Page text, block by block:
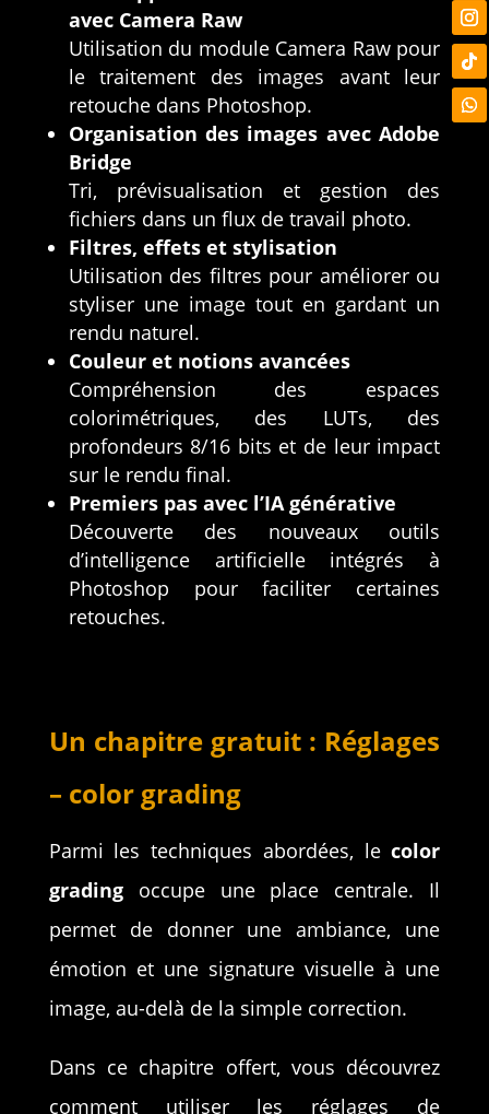
avec Camera Raw
Utilisation du module Camera Raw pour
le traitement des images avant leur
retouche dans Photoshop.
Organisation des images avec Adobe
Bridge
Tri, prévisualisation et gestion des
fichiers dans un flux de travail photo.
Filtres, effets et stylisation
Utilisation des filtres pour améliorer ou
styliser une image tout en gardant un
rendu naturel.
Couleur et notions avancées
Compréhension des espaces
colorimétriques, des LUTs, des
profondeurs 8/16 bits et de leur impact
sur le rendu final.
Premiers pas avec l’IA générative
Découverte des nouveaux outils
d’intelligence artificielle intégrés à
Photoshop pour faciliter certaines
retouches.
Un chapitre gratuit : Réglages
– color grading
Parmi les techniques abordées, lecolor
gradingoccupe une place centrale. Il
permet de donner une ambiance, une
émotion et une signature visuelle à une
image, au-delà de la simple correction.
Dans ce chapitre offert, vous découvrez
comment utiliser les réglages de